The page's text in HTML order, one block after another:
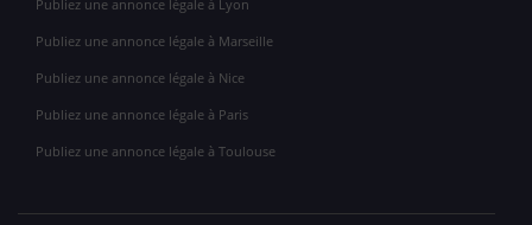
Publiez une annonce légale à Lyon
Publiez une annonce légale à Marseille
Publiez une annonce légale à Nice
Publiez une annonce légale à Paris
Publiez une annonce légale à Toulouse